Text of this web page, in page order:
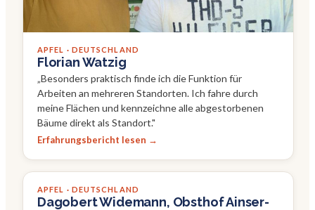
APFEL · DEUTSCHLAND
Florian Watzig
„Besonders praktisch finde ich die Funktion für
Arbeiten an mehreren Standorten. Ich fahre durch
meine Flächen und kennzeichne alle abgestorbenen
Bäume direkt als Standort."
Erfahrungsbericht lesen →
APFEL · DEUTSCHLAND
Dagobert Widemann, Obsthof Ainser-